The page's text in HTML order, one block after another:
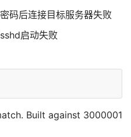
码后连接目标服务器失败
启动失败
Built against 3000001